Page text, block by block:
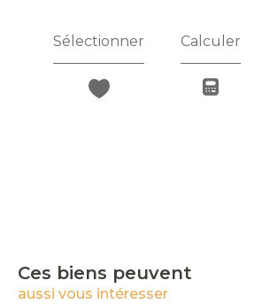
Sélectionner Calculer
Ces biens peuvent
aussi vous intéresser